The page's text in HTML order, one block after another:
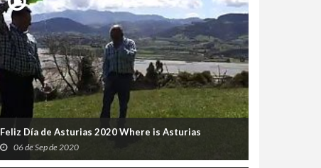
Feliz Día de Asturias 2020 Where is Asturias
06 de Sep de 2020